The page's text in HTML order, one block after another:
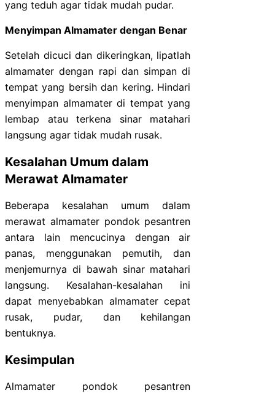
yang teduh agar tidak mudah pudar.
Menyimpan Almamater dengan Benar
Setelah dicuci dan dikeringkan, lipatlah
almamater dengan rapi dan simpan di
tempat yang bersih dan kering. Hindari
menyimpan almamater di tempat yang
lembap atau terkena sinar matahari
langsung agar tidak mudah rusak.
Kesalahan Umum dalam
Merawat Almamater
Beberapa kesalahan umum dalam
merawat almamater pondok pesantren
antara lain mencucinya dengan air
panas, menggunakan pemutih, dan
menjemurnya di bawah sinar matahari
langsung. Kesalahan-kesalahan ini
dapat menyebabkan almamater cepat
rusak, pudar, dan kehilangan
bentuknya.
Kesimpulan
Almamater pondok pesantren